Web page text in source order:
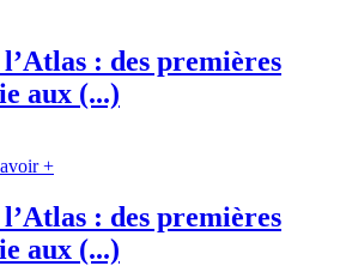
: des premières
aux (...)
+
: des premières
aux (...)